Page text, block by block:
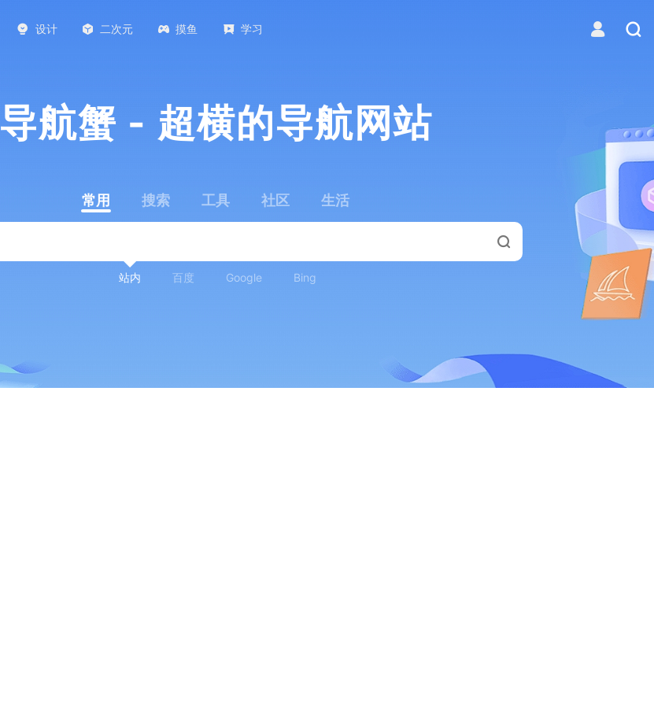
设计 二次元 摸鱼 学习
导航蟹 - 超横的导航网站
常用 搜索 工具 社区 生活
站内 百度 Google Bing